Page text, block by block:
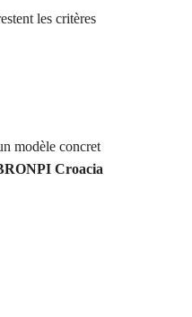
les critères
modèle concret
Croacia